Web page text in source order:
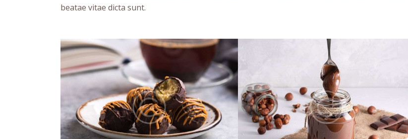
beatae vitae dicta sunt.